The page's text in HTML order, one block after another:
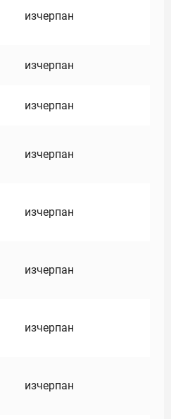
изчерпан
изчерпан
изчерпан
изчерпан
изчерпан
изчерпан
изчерпан
изчерпан